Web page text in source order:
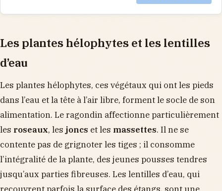
Les plantes hélophytes et les lentilles
d’eau
Les plantes hélophytes, ces végétaux qui ont les pieds
dans l’eau et la tête à l’air libre, forment le socle de son
alimentation. Le ragondin affectionne particulièrement
les roseaux, les joncs et les massettes. Il ne se
contente pas de grignoter les tiges ; il consomme
l’intégralité de la plante, des jeunes pousses tendres
jusqu’aux parties fibreuses. Les lentilles d’eau, qui